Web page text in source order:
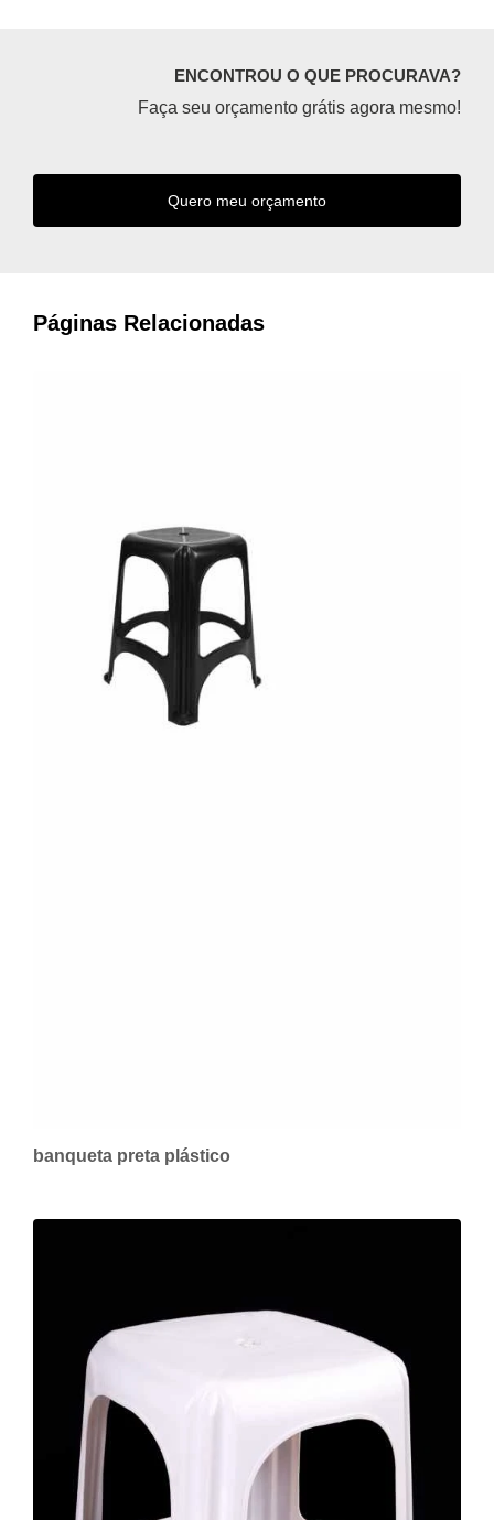
ENCONTROU O QUE PROCURAVA?
Faça seu orçamento grátis agora mesmo!
Quero meu orçamento
Páginas Relacionadas
banqueta preta plástico